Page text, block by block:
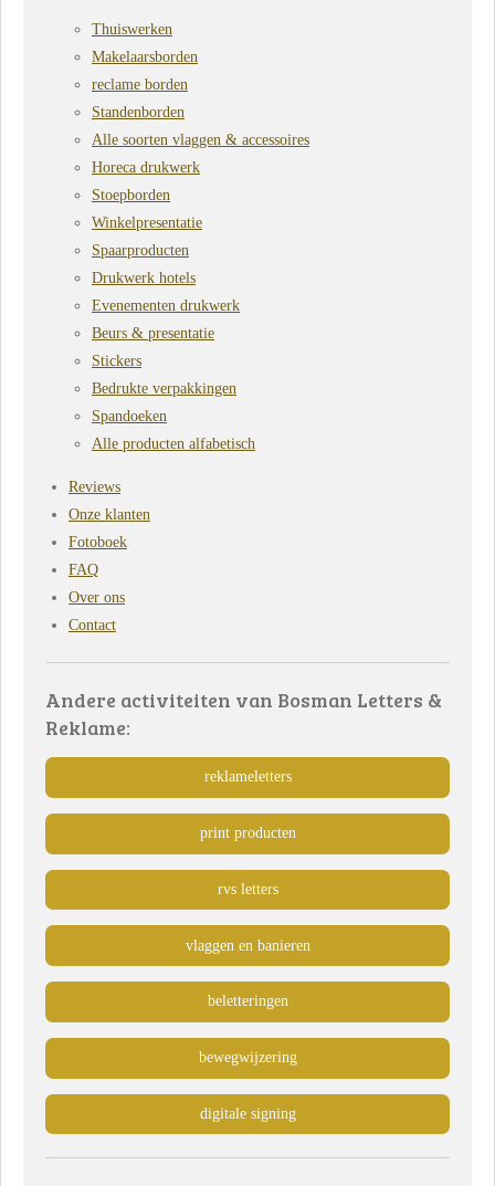
Thuiswerken
Makelaarsborden
reclame borden
Standenborden
Alle soorten vlaggen & accessoires
Horeca drukwerk
Stoepborden
Winkelpresentatie
Spaarproducten
Drukwerk hotels
Evenementen drukwerk
Beurs & presentatie
Stickers
Bedrukte verpakkingen
Spandoeken
Alle producten alfabetisch
Reviews
Onze klanten
Fotoboek
FAQ
Over ons
Contact
Andere activiteiten van Bosman Letters &
Reklame:
reklameletters
print producten
rvs letters
vlaggen en banieren
beletteringen
bewegwijzering
digitale signing